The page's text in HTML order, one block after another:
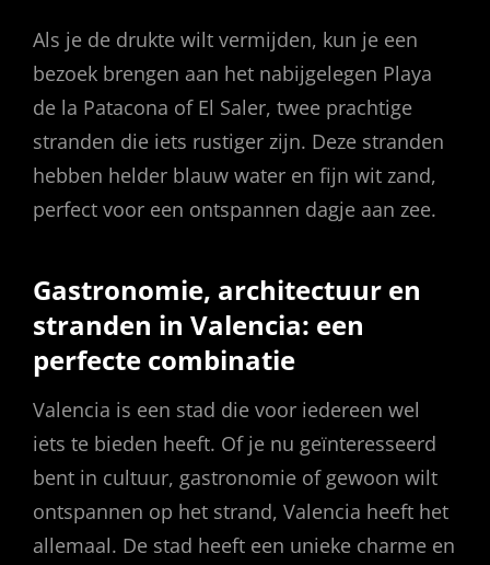
Als je de drukte wilt vermijden, kun je een
bezoek brengen aan het nabijgelegen Playa
de la Patacona of El Saler, twee prachtige
stranden die iets rustiger zijn. Deze stranden
hebben helder blauw water en fijn wit zand,
perfect voor een ontspannen dagje aan zee.
Gastronomie, architectuur en
stranden in Valencia: een
perfecte combinatie
Valencia is een stad die voor iedereen wel
iets te bieden heeft. Of je nu geïnteresseerd
bent in cultuur, gastronomie of gewoon wilt
ontspannen op het strand, Valencia heeft het
allemaal. De stad heeft een unieke charme en